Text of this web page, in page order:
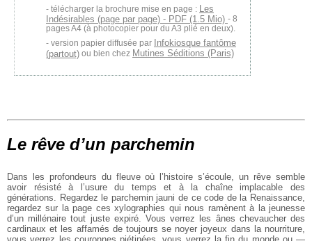
télécharger la brochure mise en page : Les
Indésirables (page par page) - PDF (1.5 Mio) - 8
pages A4 (à photocopier pour du A3 plié en deux).
version papier diffusée par Infokiosque fantôme
(partout) ou bien chez Mutines Séditions (Paris)
Le rêve d’un parchemin
Dans les profondeurs du fleuve où l’histoire s’écoule, un rêve semble
avoir résisté à l’usure du temps et à la chaîne implacable des
générations. Regardez le parchemin jauni de ce code de la Renaissance,
regardez sur la page ces xylographies qui nous ramènent à la jeunesse
d’un millénaire tout juste expiré. Vous verrez les ânes chevaucher des
cardinaux et les affamés de toujours se noyer joyeux dans la nourriture,